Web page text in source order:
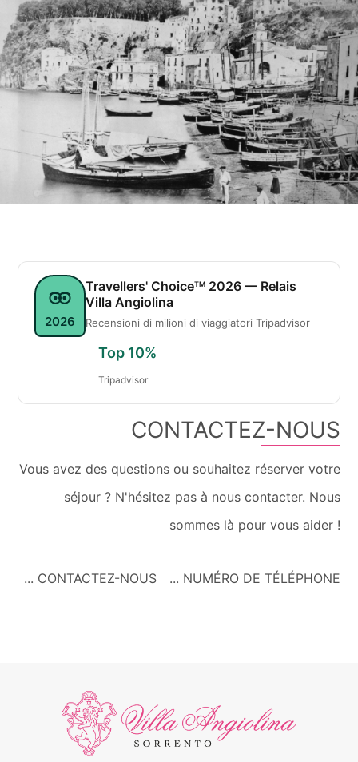
2026
Travellers' ChoiceTM 2026 — Relais
Villa Angiolina
Recensioni di milioni di viaggiatori Tripadvisor
Top 10%
Tripadvisor
CONTACTEZ-NOUS
Vous avez des questions ou souhaitez réserver votre
séjour ? N'hésitez pas à nous contacter. Nous
sommes là pour vous aider !
... CONTACTEZ-NOUS ... NUMÉRO DE TÉLÉPHONE